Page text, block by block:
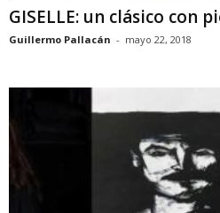
GISELLE: un clásico con
Guillermo Pallacán - mayo 22, 2018